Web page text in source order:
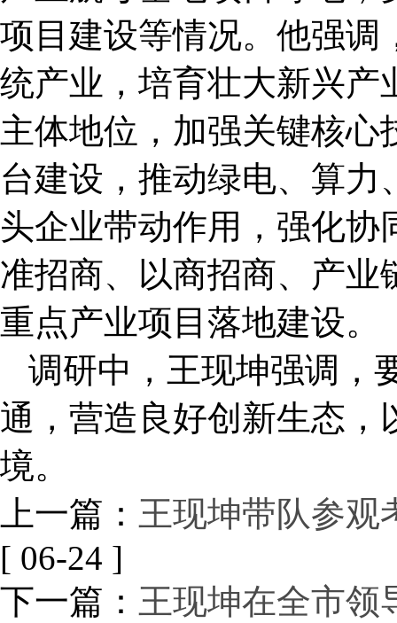
项目建设等情况。他强调
统产业，培育壮大新兴产
主体地位，加强关键核
台建设，推动绿电、算
头企业带动作用，强化
准招商、以商招商、产业
重点产业项目落地建设。
调研中，王现坤强调，
通，营造良好创新生态，
境。
上一篇： 王现坤带队参观
[ 06-24 ]
下一篇： 王现坤在全市领